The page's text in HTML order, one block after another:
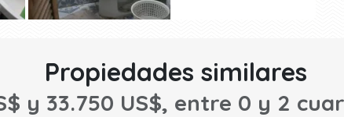
Propiedades similares
y 33.750 US$, entre 0 y 2